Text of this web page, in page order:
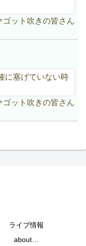
ット吹きの皆さん
に塞げていない時
ット吹きの皆さん
ライブ情報
about…